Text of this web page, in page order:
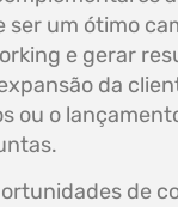
ser um ótimo
e gerar
da
ou o
de